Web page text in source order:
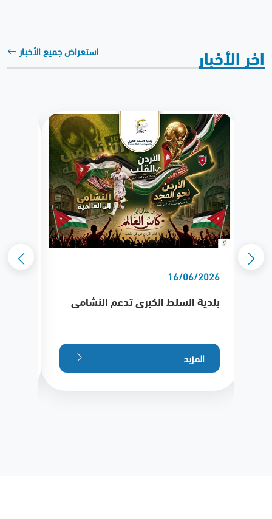
اخر الأخبار استعراض جميع الأخبار
16/06/2026
بلدية السلط الكبرى تدعم النشامى
المزيد